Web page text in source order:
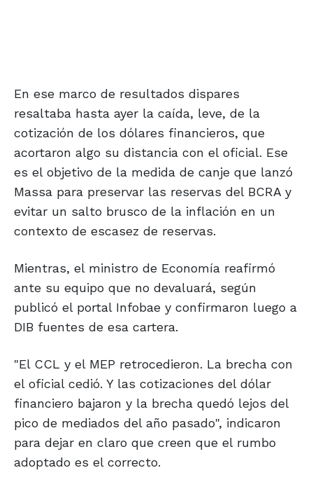
En ese marco de resultados dispares
resaltaba hasta ayer la caída, leve, de la
cotización de los dólares financieros, que
acortaron algo su distancia con el oficial. Ese
es el objetivo de la medida de canje que lanzó
Massa para preservar las reservas del BCRA y
evitar un salto brusco de la inflación en un
contexto de escasez de reservas.
Mientras, el ministro de Economía reafirmó
ante su equipo que no devaluará, según
publicó el portal Infobae y confirmaron luego a
DIB fuentes de esa cartera.
"El CCL y el MEP retrocedieron. La brecha con
el oficial cedió. Y las cotizaciones del dólar
financiero bajaron y la brecha quedó lejos del
pico de mediados del año pasado", indicaron
para dejar en claro que creen que el rumbo
adoptado es el correcto.